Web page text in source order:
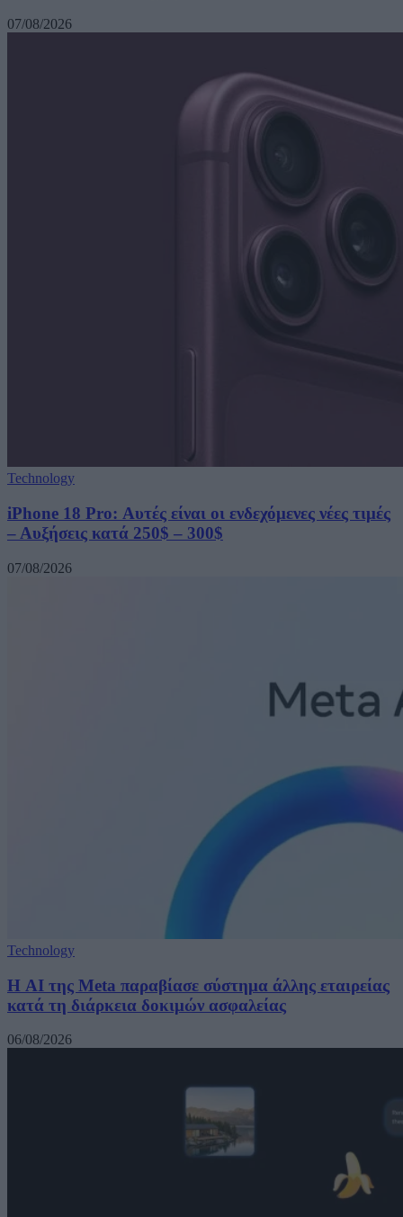
07/08/2026
Technology
iPhone 18 Pro: Αυτές είναι οι ενδεχόμενες νέες τιμές
– Αυξήσεις κατά 250$ – 300$
07/08/2026
Technology
Η AI της Meta παραβίασε σύστημα άλλης εταιρείας
κατά τη διάρκεια δοκιμών ασφαλείας
06/08/2026